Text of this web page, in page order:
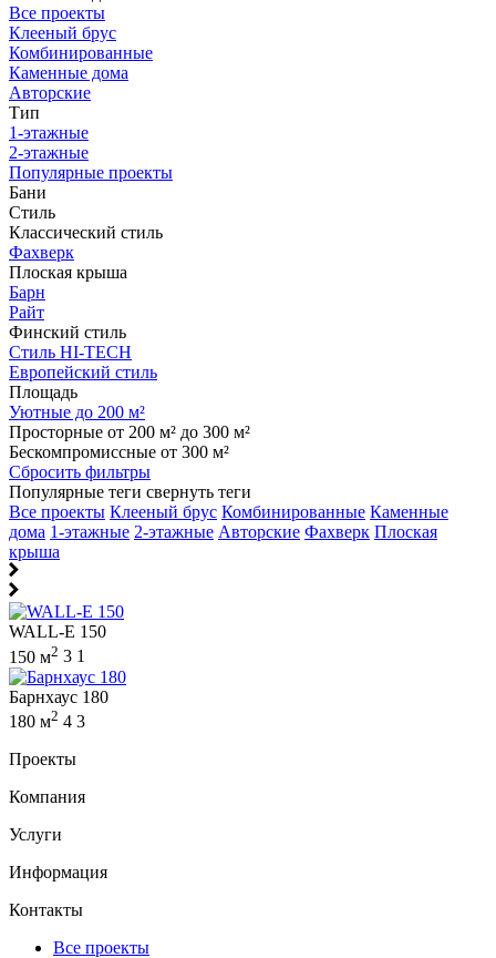
Все проекты
Клееный брус
Комбинированные
Каменные дома
Авторские
Тип
1-этажные
2-этажные
Популярные проекты
Бани
Стиль
Классический стиль
Фахверк
Плоская крыша
Барн
Райт
Финский стиль
Стиль HI-TECH
Европейский стиль
Площадь
Уютные до 200 м²
Просторные от 200 м² до 300 м²
Бескомпромиссные от 300 м²
Сбросить фильтры
Популярные теги свернуть теги
Все проекты Клееный брус Комбинированные Каменные
дома 1-этажные 2-этажные Авторские Фахверк Плоская
крыша
WALL-E 150
150 м2 3 1
Барнхаус 180
180 м2 4 3
Проекты
Компания
Услуги
Информация
Контакты
Все проекты